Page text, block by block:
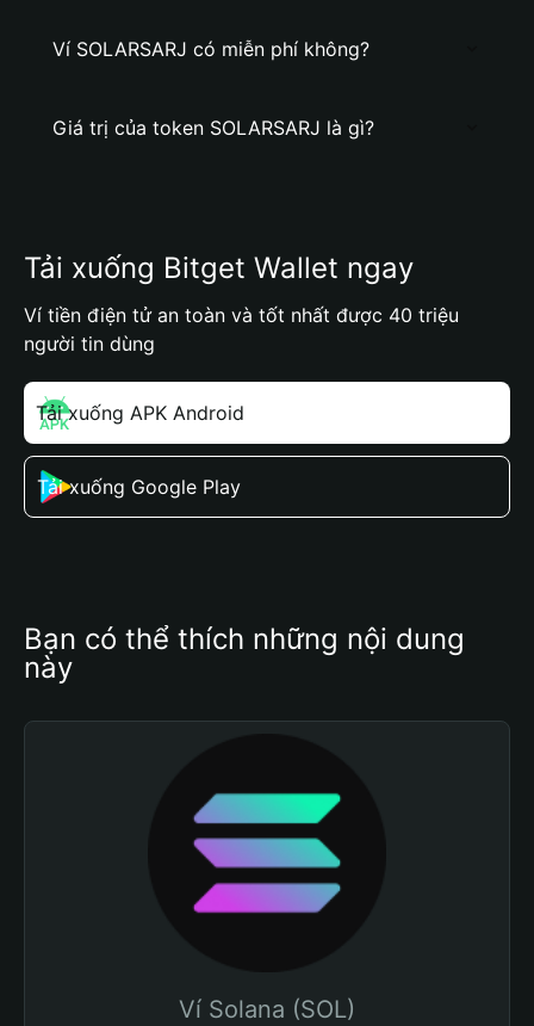
Ví SOLARSARJ có miễn phí không?
Giá trị của token SOLARSARJ là gì?
Tải xuống Bitget Wallet ngay
Ví tiền điện tử an toàn và tốt nhất được 40 triệu
người tin dùng
Tải xuống APK Android
Tải xuống Google Play
Bạn có thể thích những nội dung
này
Ví Solana (SOL)